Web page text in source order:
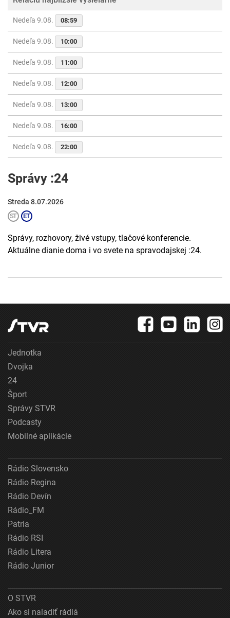
Nedeľa 9.08. 08:59
Nedeľa 9.08. 10:00
Nedeľa 9.08. 11:00
Nedeľa 9.08. 12:00
Nedeľa 9.08. 13:00
Nedeľa 9.08. 16:00
Nedeľa 9.08. 22:00
Správy :24
Streda 8.07.2026
Správy, rozhovory, živé vstupy, tlačové konferencie.
Aktuálne dianie doma i vo svete na spravodajskej :24.
Jednotka
Dvojka
24
Šport
Správy STVR
Podcasty
Mobilné aplikácie
Rádio Slovensko
Rádio Regina
Rádio Devín
Rádio_FM
Patria
Rádio RSI
Rádio Litera
Rádio Junior
O STVR
Ako si naladiť rádiá